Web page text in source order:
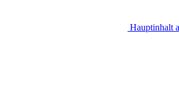
Hauptinhalt